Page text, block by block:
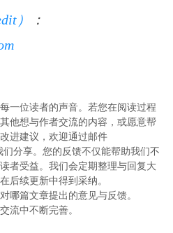
）
：
一位读者的声音。若您在阅读过程
他想与作者交流的内容，或愿意帮
进建议，欢迎通过邮件
们分享。您的反馈不仅能帮助我们不
者受益。我们会定期整理与回复大
后续更新中得到采纳。
哪篇文章提出的意见与反馈。
流中不断完善。